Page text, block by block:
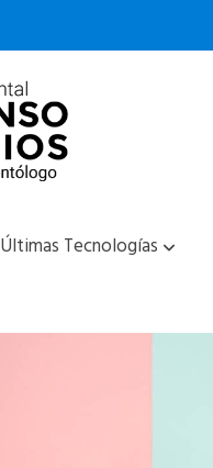
Últimas Tecnologías